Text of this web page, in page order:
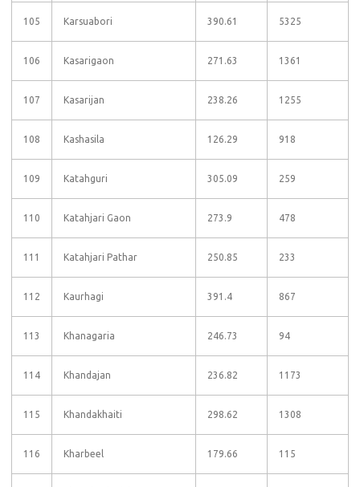
105 Karsuabori 390.61 5325
106 Kasarigaon 271.63 1361
107 Kasarijan 238.26 1255
108 Kashasila 126.29 918
109 Katahguri 305.09 259
110 Katahjari Gaon 273.9 478
111 Katahjari Pathar 250.85 233
112 Kaurhagi 391.4 867
113 Khanagaria 246.73 94
114 Khandajan 236.82 1173
115 Khandakhaiti 298.62 1308
116 Kharbeel 179.66 115